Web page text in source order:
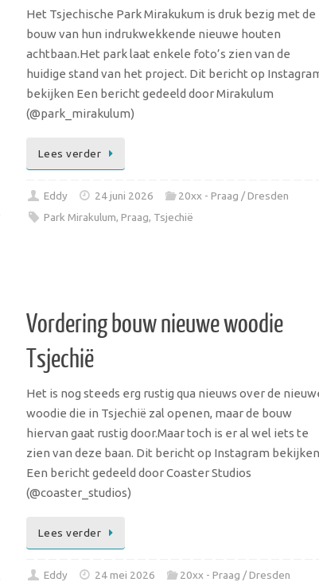
Het Tsjechische Park Mirakukum is druk bezig met de
bouw van hun indrukwekkende nieuwe houten
achtbaan.Het park laat enkele foto’s zien van de
huidige stand van het project. Dit bericht op
bekijken Een bericht gedeeld door Mirakulum
(@park_mirakulum)
Lees verder
Eddy 24 juni 2026
20xx - Praag / Dresden
Park Mirakulum, Praag, Tsjechië
Vordering bouw nieuwe woodie
Tsjechië
Het is nog steeds erg rustig qua nieuws over de
woodie die in Tsjechië zal openen, maar de bouw
hiervan gaat rustig door.Maar toch is er al wel iets te
zien van deze baan. Dit bericht op Instagram bekijken
Een bericht gedeeld door Coaster Studios
(@coaster_studios)
Lees verder
Eddy 24 mei 2026
20xx - Praag / Dresden